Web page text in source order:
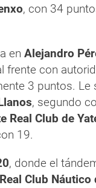
, con 34
en Alejandro
frente con
3 puntos. Le
, segundo
Real Club de
19.
, donde el
Real Club Náutico